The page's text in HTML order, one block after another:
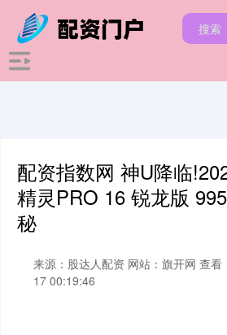
配资指数网 神U降临
精灵PRO 16 锐龙版
秘
来源：股达人配资 网站：旗开网 查看
17 00:19:46